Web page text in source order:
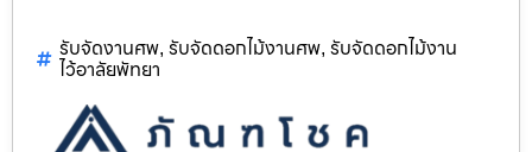
รับจัดงานศพ, รับจัดดอกไม้งานศพ, รับจัดดอกไม้งาน
ไว้อาลัยพัทยา